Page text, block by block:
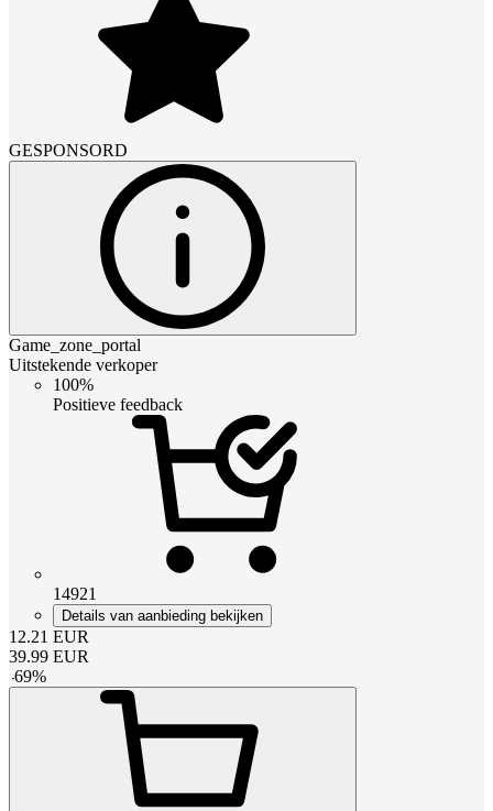
GESPONSORD
Game_zone_portal
Uitstekende verkoper
100%
Positieve feedback
14921
Details van aanbieding bekijken
12.21 EUR
39.99 EUR
-69%